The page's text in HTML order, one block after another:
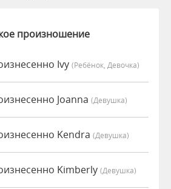
произношение
Ivy (Ребёнок, Девочка)
Joanna (девушка)
Kendra (девушка)
Kimberly (девушка)